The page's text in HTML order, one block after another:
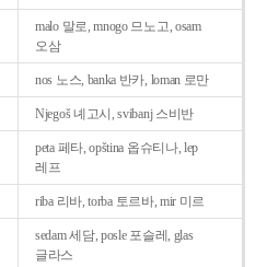
malo 말로, mnogo 므노고, osam
오삼
nos 노스, banka 반카, loman 로만
Njegoš 녜고시, svibanj 스비반
peta 페타, opština 옵슈티나, lep
레프
riba 리바, torba 토르바, mir 미르
sedam 세담, posle 포슬레, glas
글라스